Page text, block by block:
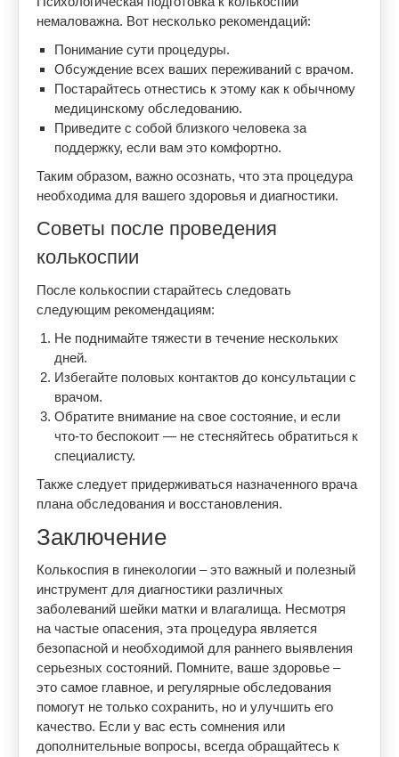
немаловажна. Вот несколько рекомендаций:
Понимание сути процедуры.
Обсуждение всех ваших переживаний с врачом.
Постарайтесь отнестись к этому как к обычному
медицинскому обследованию.
Приведите с собой близкого человека за
поддержку, если вам это комфортно.
Таким образом, важно осознать, что эта процедура
необходима для вашего здоровья и диагностики.
Советы после проведения
колькоспии
После колькоспии старайтесь следовать
следующим рекомендациям:
Не поднимайте тяжести в течение нескольких
дней.
Избегайте половых контактов до консультации с
врачом.
Обратите внимание на свое состояние, и если
что-то беспокоит — не стесняйтесь обратиться к
специалисту.
Также следует придерживаться назначенного врача
плана обследования и восстановления.
Заключение
Колькоспия в гинекологии – это важный и полезный
инструмент для диагностики различных
заболеваний шейки матки и влагалища. Несмотря
на частые опасения, эта процедура является
безопасной и необходимой для раннего выявления
серьезных состояний. Помните, ваше здоровье –
это самое главное, и регулярные обследования
помогут не только сохранить, но и улучшить его
качество. Если у вас есть сомнения или
дополнительные вопросы, всегда обращайтесь к